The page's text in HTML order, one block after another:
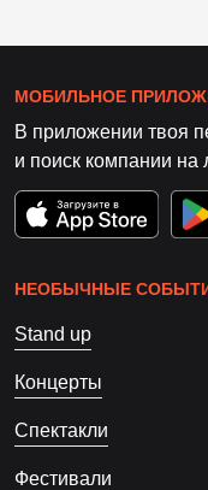
МОБИЛЬНОЕ
В приложении твоя
и поиск компании
НЕОБЫЧНЫЕ
Stand up
Концерты
Спектакли
Фестивали